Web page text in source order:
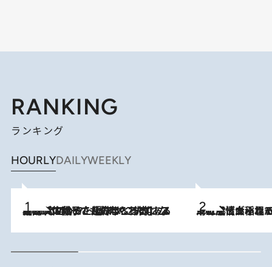
RANKING
ランキング
HOURLYDAILYWEEKLY
2026.8.5
【阿川佐和子さんの年とる力】なぜ70代で始めた趣味は“こんなに楽しい”のか？ ピアノ、俳句…スランプに陥っても続けられる“ある秘訣”とは 2026.8.5
下町風情あふれる台北屈指の人気エリア・大稲埕でセンスのいい台湾土産《ヴ